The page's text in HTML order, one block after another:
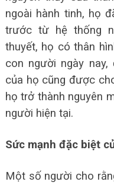
ngoài hành tinh, họ
trước từ hệ thống
thuyết, họ có thân
con người ngày
của họ cũng được
họ trở thành nguyên
người hiện tại.
Sức mạnh đặc biệt
Một số người cho